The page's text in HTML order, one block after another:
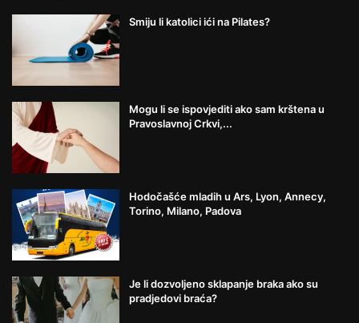
Smiju li katolici ići na Pilates?
Mogu li se ispovjediti ako sam krštena u
Pravoslavnoj Crkvi,...
Hodočašće mladih u Ars, Lyon, Annecy,
Torino, Milano, Padova
Je li dozvoljeno sklapanje braka ako su
pradjedovi braća?